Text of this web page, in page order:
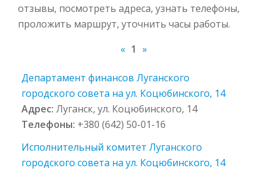
отзывы, посмотреть адреса, узнать телефоны,
проложить маршрут, уточнить часы работы.
« 1 »
Департамент финансов Луганского
городского совета на ул. Коцюбинского, 14
Адрес:Луганск, ул. Коцюбинского, 14
Телефоны: +380 (642) 50-01-16
Исполнительный комитет Луганского
городского совета на ул. Коцюбинского, 14